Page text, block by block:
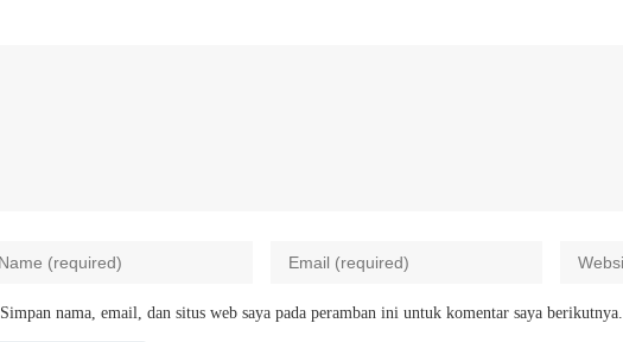
Simpan nama, email, dan situs web saya pada peramban ini untuk komentar saya berikutnya.